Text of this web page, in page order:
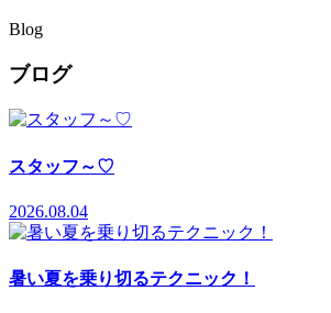
Blog
ブログ
スタッフ～♡
2026.08.04
暑い夏を乗り切るテクニック！